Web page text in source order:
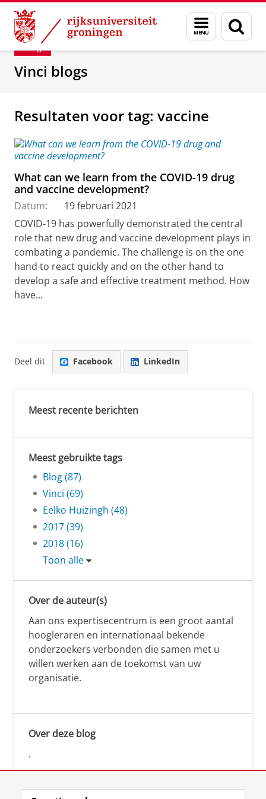
Skip
Content
Skip
Navigation
Menu
en
zoeken
Department of Innovation Management &
Blog
Vinci blogs
Resultaten voor tag: vaccine
What can we learn from the COVID-19 drug
and vaccine development?
Datum:
19 februari 2021
COVID-19 has powerfully demonstrated the central
role that new drug and vaccine development plays in
combating a pandemic. The challenge is on the one
hand to react quickly and on the other hand to
develop a safe and effective treatment method. How
have...
Deel dit Facebook LinkedIn
Meest recente berichten
Meest gebruikte tags
Blog (87)
Vinci (69)
Eelko Huizingh (48)
2017 (39)
2018 (16)
Toon alle
Over de auteur(s)
Aan ons expertisecentrum is een groot aantal
hoogleraren en internationaal bekende
onderzoekers verbonden die samen met u
willen werken aan de toekomst van uw
organisatie.
Over deze blog
.